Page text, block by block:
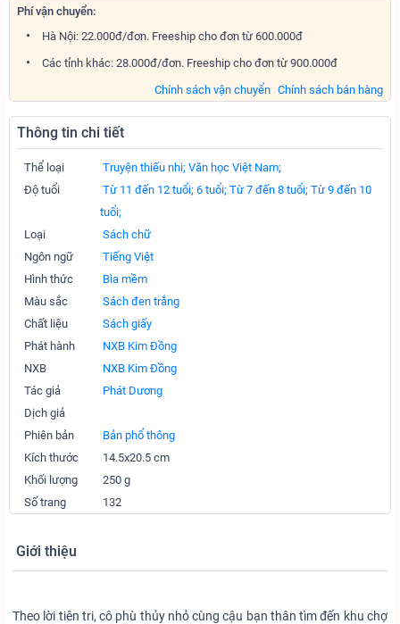
Phí vận chuyển:
Hà Nội: 22.000đ/đơn. Freeship cho đơn từ 600.000đ
Các tỉnh khác: 28.000đ/đơn. Freeship cho đơn từ 900.000đ
Chính sách bán hàng
Chính sách vận chuyển
Thông tin chi tiết
Thể loại Truyện thiếu nhi; Văn học Việt Nam;
Độ tuổi
Từ 11 đến 12 tuổi; 6 tuổi; Từ 7 đến 8 tuổi; Từ 9 đến 10
tuổi;
Loại
Sách chữ
Ngôn ngữ
Tiếng Việt
Hình thức
Bìa mềm
Màu sắc
Sách đen trắng
Chất liệu
Sách giấy
Phát hành
NXB Kim Đồng
NXB
NXB Kim Đồng
Tác giả
Phát Dương
Dịch giả
Phiên bản
Bản phổ thông
Kích thước
14.5x20.5 cm
Khối lượng
250 g
Số trang
132
Giới thiệu
Theo lời tiên tri, cô phù thủy nhỏ cùng cậu bạn thân tìm đến khu chợ